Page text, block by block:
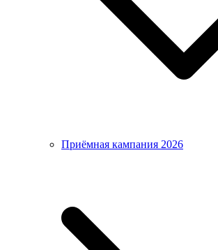
Приёмная кампания 2026